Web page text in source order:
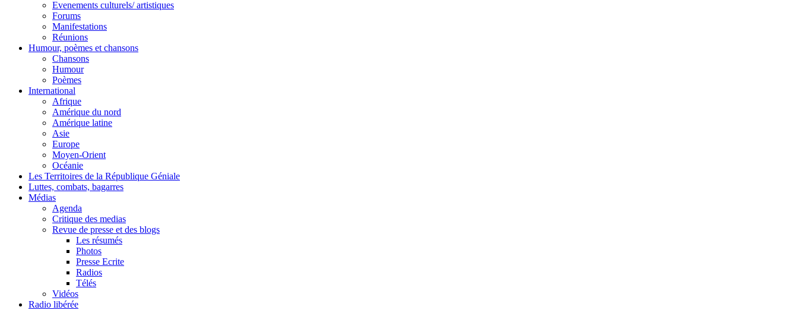
Evenements culturels/ artistiques
Forums
Manifestations
Réunions
Humour, poèmes et chansons
Chansons
Humour
Poèmes
International
Afrique
Amérique du nord
Amérique latine
Asie
Europe
Moyen-Orient
Océanie
Les Territoires de la République Géniale
Luttes, combats, bagarres
Médias
Agenda
Critique des medias
Revue de presse et des blogs
Les résumés
Photos
Presse Ecrite
Radios
Télés
Vidéos
Radio libérée